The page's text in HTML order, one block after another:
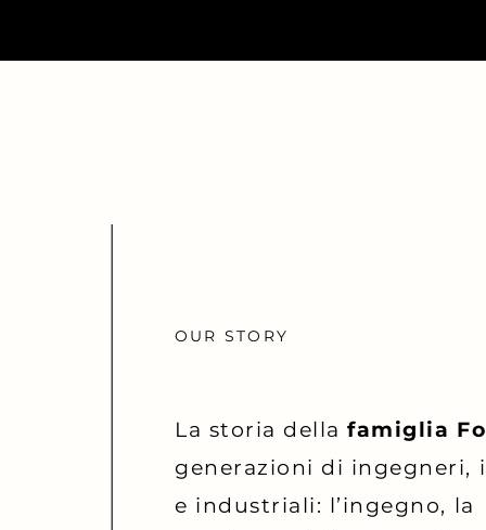
OUR STORY
La storia dellafamiglia
generazioni di ingegneri,
e industriali: l’ingegno, la